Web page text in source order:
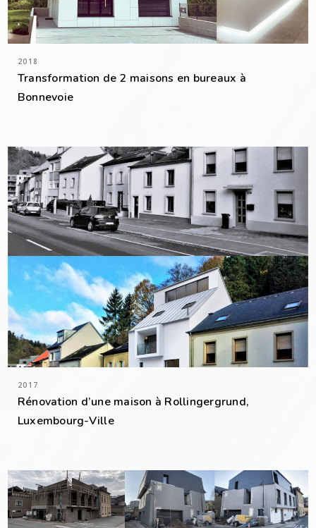
2018
Transformation de 2 maisons en bureaux à
Bonnevoie
2017
Rénovation d’une maison à Rollingergrund,
Luxembourg-Ville